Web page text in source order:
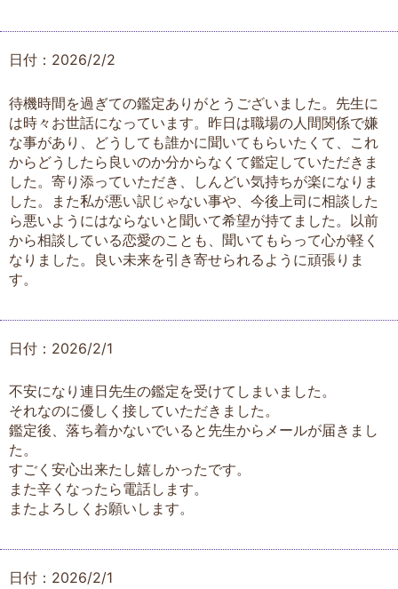
日付：2026/2/2
待機時間を過ぎての鑑定ありがとうございました。先生に
は時々お世話になっています。昨日は職場の人間関係で嫌
な事があり、どうしても誰かに聞いてもらいたくて、これ
からどうしたら良いのか分からなくて鑑定していただきま
した。寄り添っていただき、しんどい気持ちが楽になりま
した。また私が悪い訳じゃない事や、今後上司に相談した
ら悪いようにはならないと聞いて希望が持てました。以前
から相談している恋愛のことも、聞いてもらって心が軽く
なりました。良い未来を引き寄せられるように頑張りま
す。
日付：2026/2/1
不安になり連日先生の鑑定を受けてしまいました。
それなのに優しく接していただきました。
鑑定後、落ち着かないでいると先生からメールが届きまし
た。
すごく安心出来たし嬉しかったです。
また辛くなったら電話します。
またよろしくお願いします。
日付：2026/2/1